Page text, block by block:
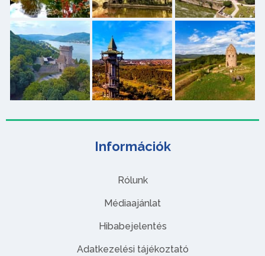
Információk
Rólunk
Médiaajánlat
Hibabejelentés
Adatkezelési tájékoztató